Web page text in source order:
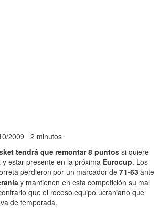
2009 2 minutos
tendrá que remontar 8 puntos si quiere
estar presente en la próxima Eurocup. Los
perdieron por un marcador de 71-63 ante
y mantienen en esta competición su mal
que el rocoso equipo ucraniano que
de temporada.